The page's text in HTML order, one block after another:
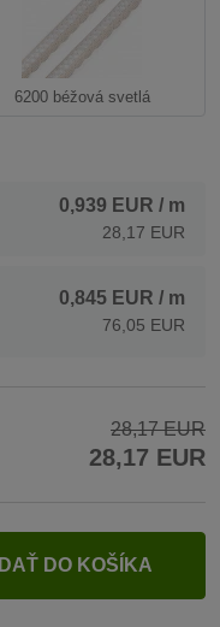
6200 béžová svetlá
0,939 EUR / m
28,17 EUR
0,845 EUR / m
76,05 EUR
28,17 EUR
28,17 EUR
DO KOŠÍKA